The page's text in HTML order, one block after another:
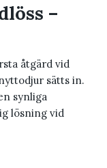
–
åtgärd vid
sätts in.
synliga
lösning vid